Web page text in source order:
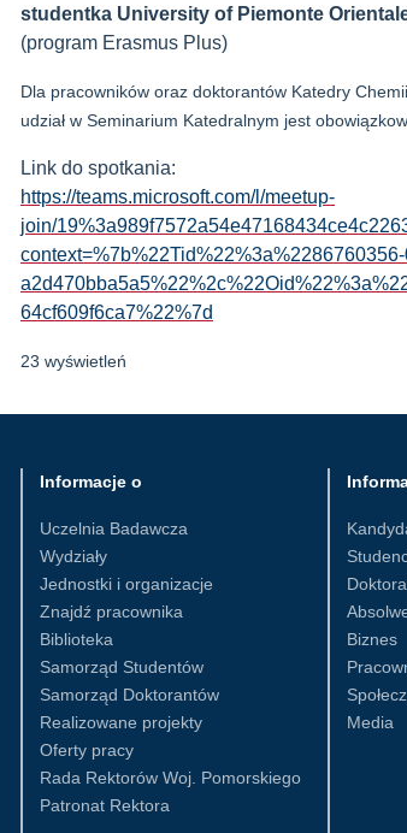
studentka University of Piemonte
(program Erasmus Plus)
Dla pracowników oraz doktorantów Katedry
udział w Seminarium Katedralnym jest
Link do spotkania:
https://teams.microsoft.com/l/meetup-
join/
64cf609f6ca7%22%7d
23 wyświetleń
Informacje o
Uczelnia Badawcza
Wydziały
Jednostki i organizacje
Znajdź pracownika
Biblioteka
Samorząd Studentów
Samorząd Doktorantów
Realizowane projekty
Oferty pracy
Rada Rektorów Woj. Pomorskiego
Patronat Rektora
Biznes
Media